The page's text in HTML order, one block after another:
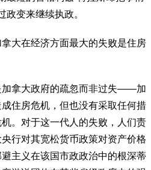
变来继续执政。
在经济方面最大的失败是住房
拿大政府的疏忽而非过失——加
住房危机，但也没有采取任何措
。对于这一代人的失败，人们责
行对其宽松货币政策对资产价格
主义在该国市政政治中的根深蒂